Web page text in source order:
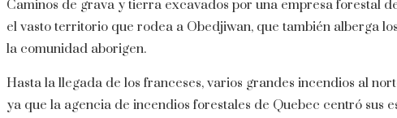
Caminos de grava y tierra excavados por una empresa forestal
el vasto territorio que rodea a Obedjiwan, que también alberga
la comunidad aborigen.
Hasta la llegada de los franceses, varios grandes incendios al
ya que la agencia de incendios forestales de Quebec centró sus